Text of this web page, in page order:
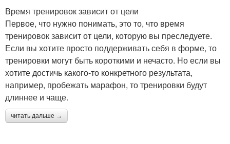
Время тренировок зависит от цели
Первое, что нужно понимать, это то, что время
тренировок зависит от цели, которую вы преследуете.
Если вы хотите просто поддерживать себя в форме, то
тренировки могут быть короткими и нечасто. Но если вы
хотите достичь какого-то конкретного результата,
например, пробежать марафон, то тренировки будут
длиннее и чаще.
читать дальше →